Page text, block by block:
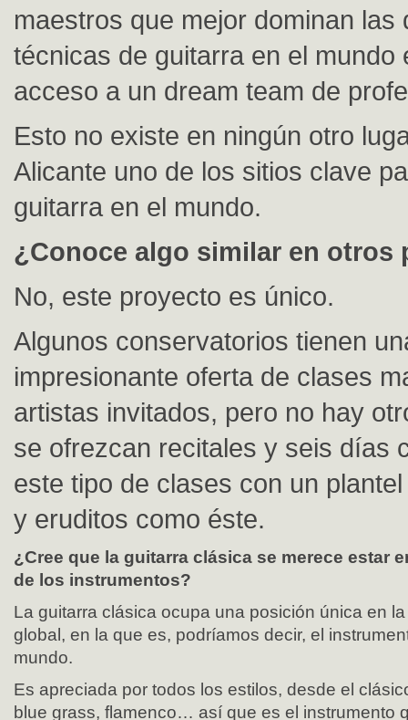
maestros que mejor dominan las
técnicas de guitarra en el mundo
acceso a un dream team de
Esto no existe en ningún otro
Alicante uno de los sitios clave
guitarra en el mundo.
¿Conoce algo similar en otros
No, este proyecto es único.
Algunos conservatorios tienen
impresionante oferta de clases
artistas invitados, pero no hay
se ofrezcan recitales y seis días
este tipo de clases con un
y eruditos como éste.
¿Cree que la guitarra clásica se merece estar
de los instrumentos?
La guitarra clásica ocupa una posición única en
global, en la que es, podríamos decir, el
mundo.
Es apreciada por todos los estilos, desde el
blue grass, flamenco… así que es el instrumento